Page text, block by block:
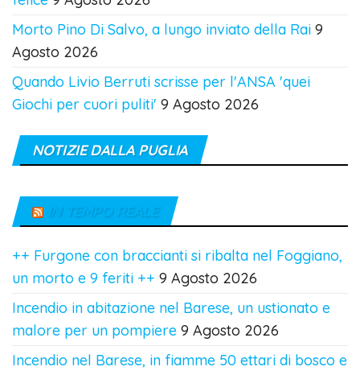
Morto Pino Di Salvo, a lungo inviato della Rai 9
Agosto 2026
Quando Livio Berruti scrisse per l'ANSA 'quei
Giochi per cuori puliti' 9 Agosto 2026
NOTIZIE DALLA PUGLIA
IN TEMPO REALE
++ Furgone con braccianti si ribalta nel Foggiano,
un morto e 9 feriti ++ 9 Agosto 2026
Incendio in abitazione nel Barese, un ustionato e
malore per un pompiere 9 Agosto 2026
Incendio nel Barese, in fiamme 50 ettari di bosco e